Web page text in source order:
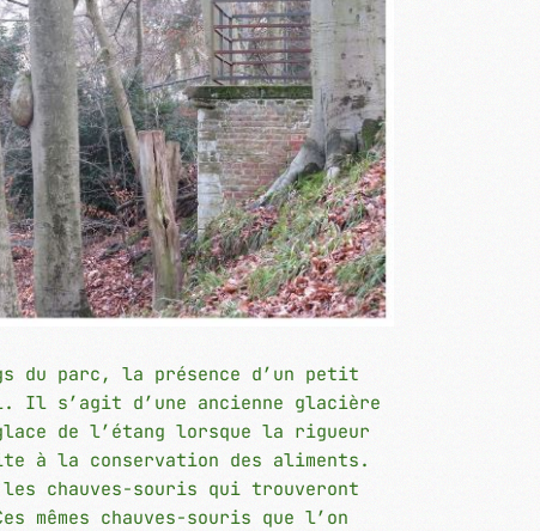
du parc, la présence d’un petit
Il s’agit d’une ancienne glacière
de l’étang lorsque la rigueur
à la conservation des aliments.
chauves-souris qui trouveront
chauves-souris que l’on